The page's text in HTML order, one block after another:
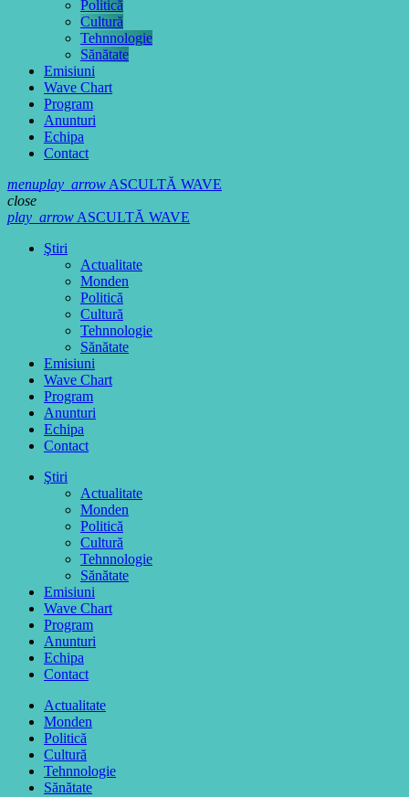
Politică
Cultură
Tehnnologie
Sănătate
Emisiuni
Wave Chart
Program
Anunturi
Echipa
Contact
menuplay_arrowASCULTĂ WAVE
close
play_arrowASCULTĂ WAVE
Ştiri
Actualitate
Monden
Politică
Cultură
Tehnnologie
Sănătate
Emisiuni
Wave Chart
Program
Anunturi
Echipa
Contact
Ştiri
Actualitate
Monden
Politică
Cultură
Tehnnologie
Sănătate
Emisiuni
Wave Chart
Program
Anunturi
Echipa
Contact
Actualitate
Monden
Politică
Cultură
Tehnnologie
Sănătate